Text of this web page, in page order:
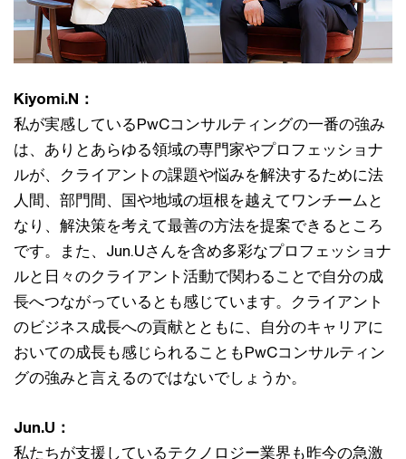
Kiyomi.N：
私が実感しているPwCコンサルティングの一番の強み
は、ありとあらゆる領域の専門家やプロフェッショナ
ルが、クライアントの課題や悩みを解決するために法
人間、部門間、国や地域の垣根を越えてワンチームと
なり、解決策を考えて最善の方法を提案できるところ
です。また、Jun.Uさんを含め多彩なプロフェッショナ
ルと日々のクライアント活動で関わることで自分の成
長へつながっているとも感じています。クライアント
のビジネス成長への貢献とともに、自分のキャリアに
おいての成長も感じられることもPwCコンサルティン
グの強みと言えるのではないでしょうか。
Jun.U：
私たちが支援しているテクノロジー業界も昨今の急激